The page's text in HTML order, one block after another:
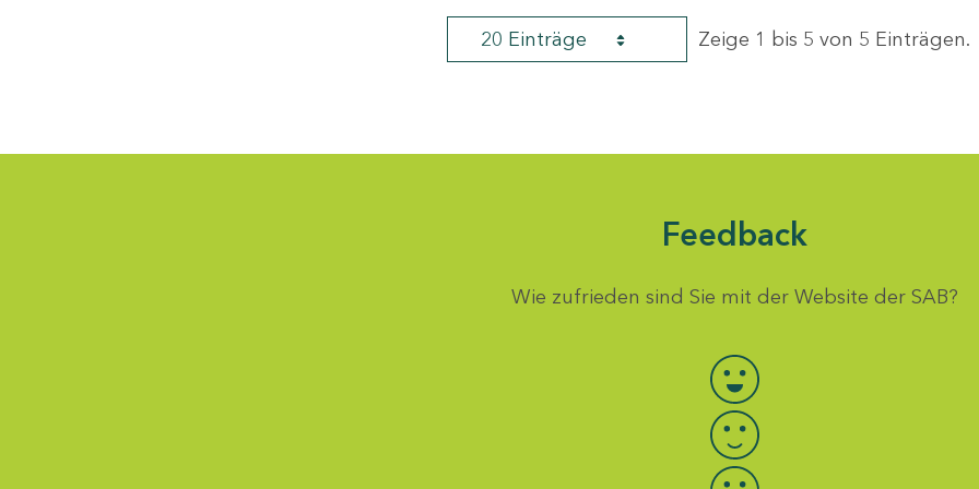
20 Einträge Zeige 1 bis 5 von 5 Einträgen.
Feedback
Wie zufrieden sind Sie mit der Website der SAB?
Bewertung auswählen